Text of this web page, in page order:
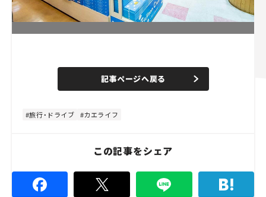
n
e
d
%
記事ページへ戻る
旅行・ドライブ カエライフ
この記事をシェア